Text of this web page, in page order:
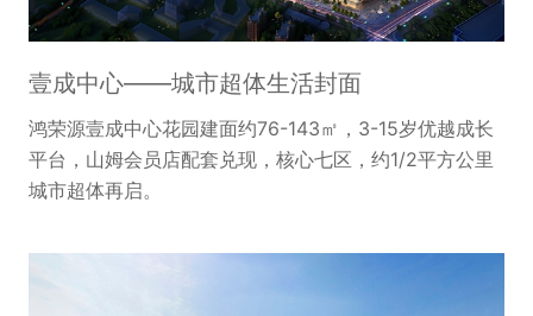
壹成中心——城市超体生活封面
鸿荣源壹成中心花园建面约76-143㎡，3-15岁优越成长
平台，山姆会员店配套兑现，核心七区，约1/2平方公里
城市超体再启。